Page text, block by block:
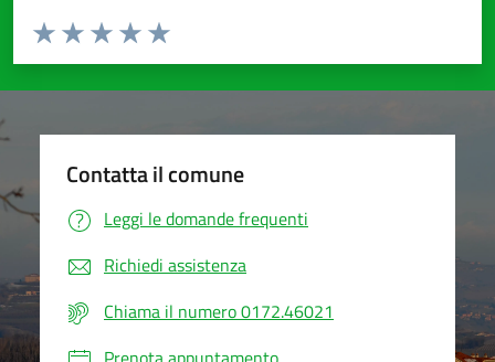
Valuta da 1 a 5 stelle la pagina
Valuta 5 stelle su 5
Valuta 4 stelle su 5
Valuta 3 stelle su 5
Valuta 2 stelle su 5
Valuta 1 stelle su 5
Contatta il comune
Leggi le domande frequenti
Richiedi assistenza
Chiama il numero 0172.46021